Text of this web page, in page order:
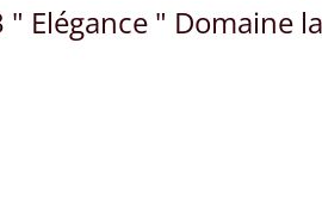
" Elégance " Domaine